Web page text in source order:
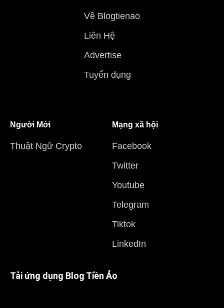
Về Blogtienao
Liên Hệ
Advertise
Tuyển dụng
Người Mới
Thuật Ngữ Crypto
Mạng xã hội
Facebook
Twitter
Youtube
Telegram
Tiktok
LinkedIn
Tải ứng dụng Blog Tiền Ảo